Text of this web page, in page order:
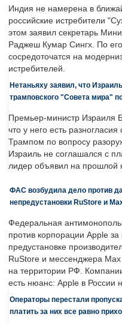
Индия не намерена в
российские истребители
этом заявил секретарь
Раджеш Кумар Сингх. По
сосредоточатся на
истребителей.
Нетаньяху заявил, что
трамповского "Совета мира"
Премьер-министр Израиля
что у него есть
Трампом по вопросу
Израиль не соглашался с
лидер объявил на прошлой
ФАС возбудила дело против
непредустановки RuStore и
Федеральная
против корпорации Apple
предустановке
RuStore и мессенджера
на территории РФ.
есть нюанс: Apple в России
Операторы перестали
платить за них все равно